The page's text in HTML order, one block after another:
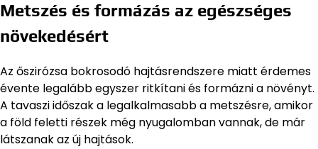
Metszés és formázás az egészséges
növekedésért
Az őszirózsa bokrosodó hajtásrendszere miatt érdemes
évente legalább egyszer ritkítani és formázni a növényt.
A tavaszi időszak a legalkalmasabb a metszésre, amikor
a föld feletti részek még nyugalomban vannak, de már
látszanak az új hajtások.